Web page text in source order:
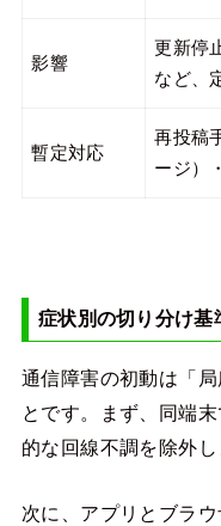
影響
更新停
など、
暫定対応
再投稿
ージ）
症状別の切り分け基
通信障害の初動は「
とです。まず、同端
的な回線不調を除外し
次に、アプリとブラ